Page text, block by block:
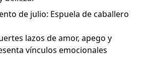
de julio: Espuela de caballero
lazos de amor, apego y
vínculos emocionales